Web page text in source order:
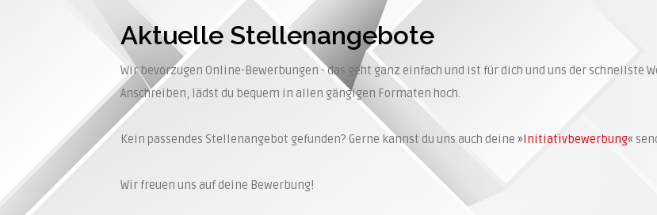
Aktuelle Stellenangebote
Wir bevorzugen Online-Bewerbungen - das geht ganz einfach und ist für dich und uns der schnellste
Anschreiben, lädst du bequem in allen gängigen Formaten hoch.
Kein passendes Stellenangebot gefunden? Gerne kannst du uns auch deine Initiativbewerbung
Wir freuen uns auf deine Bewerbung!